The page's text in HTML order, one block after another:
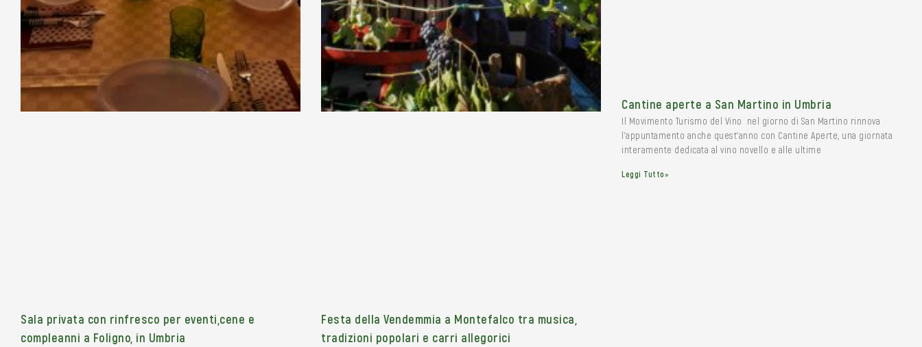
Sala privata con rinfresco per eventi,cene e
compleanni a Foligno, in Umbria
Festa della Vendemmia a Montefalco tra musica,
tradizioni popolari e carri allegorici
Cantine aperte a San Martino in Umbria
Il Movimento Turismo del Vino nel giorno di San Martino rinnova
l’appuntamento anche quest’anno con Cantine Aperte, una giornata
interamente dedicata al vino novello e alle ultime
Leggi Tutto»